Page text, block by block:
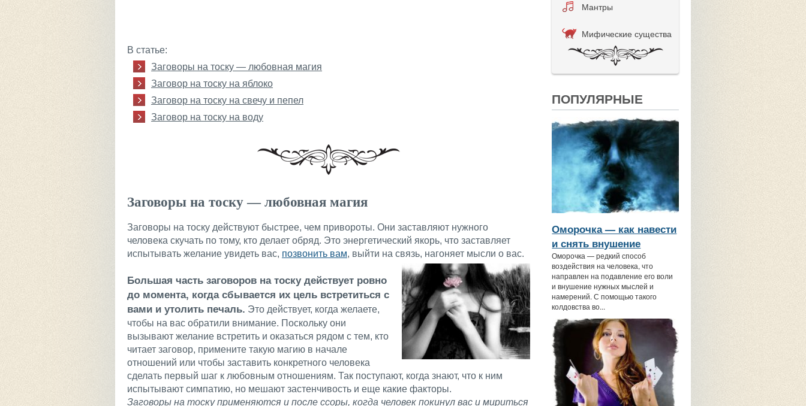
В статье:
Заговоры на тоску — любовная магия
Заговор на тоску на яблоко
Заговор на тоску на свечу и пепел
Заговор на тоску на воду
Заговоры на тоску — любовная магия
Заговоры на тоску действуют быстрее, чем привороты. Они заставляют нужного
человека скучать по тому, кто делает обряд. Это энергетический якорь, что заставляет
испытывать желание увидеть вас, позвонить вам, выйти на связь, нагоняет мысли о вас.
Большая часть заговоров на тоску действует ровно
до момента, когда сбывается их цель встретиться с
вами и утолить печаль. Это действует, когда желаете,
чтобы на вас обратили внимание. Поскольку они
вызывают желание встретить и оказаться рядом с тем, кто
читает заговор, примените такую магию в начале
отношений или чтобы заставить конкретного человека
сделать первый шаг к любовным отношениям. Так поступают, когда знают, что к ним
испытывают симпатию, но мешают застенчивость и еще какие факторы.
Заговоры на тоску применяются и после ссоры, когда человек покинул вас и мириться
Мантры
Мифические существа
ПОПУЛЯРНЫЕ
Оморочка — как навести
и снять внушение
Оморочка — редкий способ
воздействия на человека, что
направлен на подавление его воли
и внушение нужных мыслей и
намерений. С помощью такого
колдовства во...